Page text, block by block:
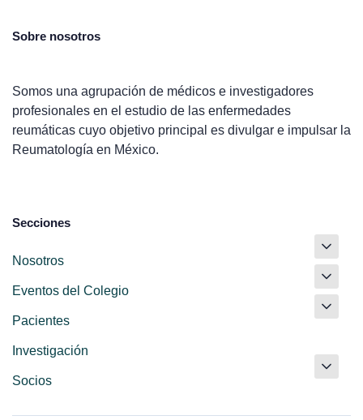
Sobre nosotros
Somos una agrupación de médicos e investigadores
profesionales en el estudio de las enfermedades
reumáticas cuyo objetivo principal es divulgar e impulsar la
Reumatología en México.
Secciones
Nosotros
Eventos del Colegio
Pacientes
Investigación
Socios